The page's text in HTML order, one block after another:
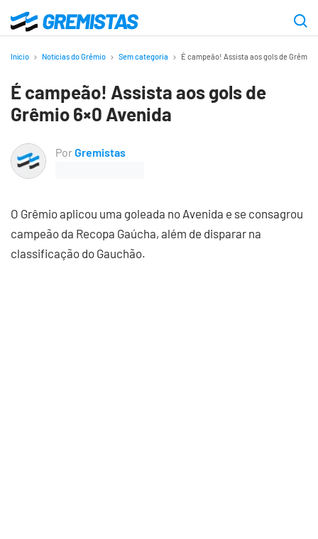
para
principal
Gremistas
Início Notícias do Grêmio Sem categoria É campeão! Assista aos gols de Grêmio
É campeão! Assista aos gols de
Grêmio 6×0 Avenida
PorGremistas
O Grêmio aplicou uma goleada no Avenida e se consagrou
campeão da Recopa Gaúcha, além de disparar na
classificação do Gauchão.